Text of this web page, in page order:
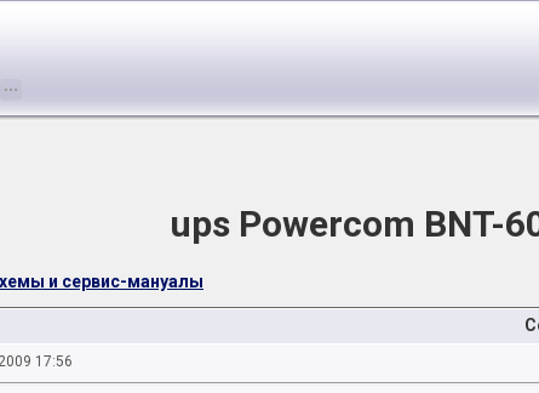
ups Powercom BNT-
и сервис-мануалы
17:56